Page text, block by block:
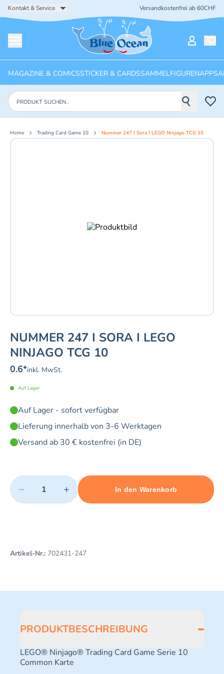
Kontakt & Service Versandkostenfrei ab 60CHF
Startseite
MAGAZINE & COMICSSTICKER & CARDSSAMMELFIGURENAPPS
Produkte suchen
Home Trading Card Game 10 Nummer 247 I Sora I LEGO Ninjago TCG 10
NUMMER 247 I SORA I LEGO
NINJAGO TCG 10
0.6*inkl. MwSt.
Auf Lager
Auf Lager - sofort verfügbar
Lieferung innerhalb von 3-6 Werktagen
Versand ab 30 € kostenfrei (in DE)
Quantity
− +
Minimum quantity: 1 Maximum quantity: 3
In den Warenkorb
Add 1 item to cart
Artikel-Nr.: 702431-247
PRODUKTBESCHREIBUNG
LEGO® Ninjago® Trading Card Game Serie 10
Common Karte